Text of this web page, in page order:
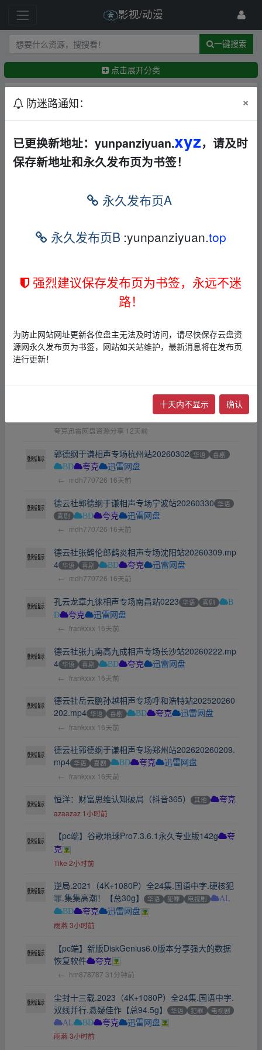
影视/动漫
一键搜索
点击展开分类
最新 精华
那、大力）2G 华语 喜剧 夸克
Kelvinhou 10小时前
BD 夸克
【地下交通站】【全集】【1080P】【国语中字】
【类型：剧情/喜剧】【珍藏版】 华语 香港
喜剧
功夫瑜伽(2017)1080P国语中字[2.07G]
《今晚正好》20262160P国语中字【以情感、激情
戏为宣传卖点，马思纯美出新高度】[1.7GB]
《朝花夕拾》[2024中国大陆剧情][佟小虎/韩三明]
喜剧 迅雷网盘
夸克迅雷网盘资源分享 12天前
郭德纲于谦相声专场杭州站20260302 华语 喜剧
BD 夸克 迅雷网盘
← mdh770726 16天前
德云社郭德纲于谦相声专场宁波站20260330 华语
喜剧
BD 夸克 迅雷网盘
← mdh770726 16天前
德云社张鹤伦郎鹤炎相声专场沈阳站20260309.mp
4 华语 喜剧 BD 夸克 迅雷网盘
← mdh770726 16天前
孔云龙章九徕相声专场南昌站0223 华语 喜剧
B
D
夸克 迅雷网盘
← frankxxx 16天前
德云社张九南高九成相声专场长沙站20260222.mp
4 华语 喜剧 BD 夸克 迅雷网盘
← frankxxx 16天前
德云社岳云鹏孙越相声专场呼和浩特站202520260
202.mp4 华语 喜剧 BD 夸克 迅雷网盘
← frankxxx 16天前
德云社郭德纲于谦相声专场郑州站202620260209.
mp4 华语 喜剧 BD 夸克 迅雷网盘
← frankxxx 16天前
恒洋：财富思维认知破局（抖音365） 其他 夸克
azaazaz 1小时前
【pc端】谷歌地球Pro7.3.6.1永久专业版142g
夸
克
Tike 2小时前
逆局.2021（4K+1080P）全24集.国语中字.硬核犯
罪.集集高潮！【总30g】
华语 犯罪 电视剧
AL
BD
夸克 迅雷网盘
雨燕 3小时前
【pc端】新版DiskGenius6.0版本分享强大的数据
恢复软件
夸克
← hm878787 31分钟前
尘封十三载.2023（4K+1080P）全24集.国语中字.
双线并行.悬疑佳作【总94.5g】
华语 犯罪 电视剧
AL BD 夸克 迅雷网盘
雨燕 3小时前
防迷路通知： ×
已更换新地址：yunpanziyuan.xyz，请及时
保存新地址和永久发布页为书签！
永久发布页A
永久发布页B :yunpanziyuan.top
强烈建议保存发布页为书签，永远不迷
路！
为防止网站网址更新各位盘主无法及时访问，请尽快保存云盘资
源网永久发布页为书签，网站如关站维护，最新消息将在发布页
进行更新！
十天内不显示 确认